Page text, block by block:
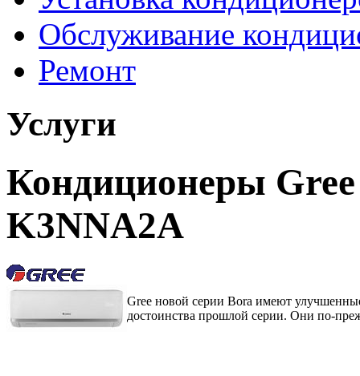
Обслуживание
Ремонт
Услуги
Кондиционеры
K3NNA2A
Gree новой серии Bora имеют
достоинства прошлой серии. Они по-